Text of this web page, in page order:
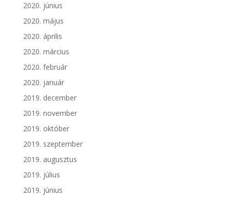
2020. június
2020. május
2020. április
2020. március
2020. február
2020. január
2019. december
2019. november
2019. október
2019. szeptember
2019. augusztus
2019. július
2019. június